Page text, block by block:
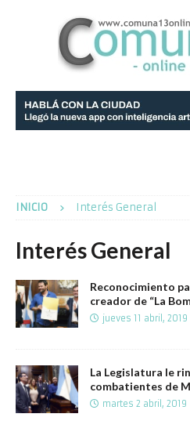
INICIO Interés General
Interés General
Reconocimiento
creador de “La
jueves 11 abril, 2019
La Legislatura le
combatientes de
martes 2 abril, 2019